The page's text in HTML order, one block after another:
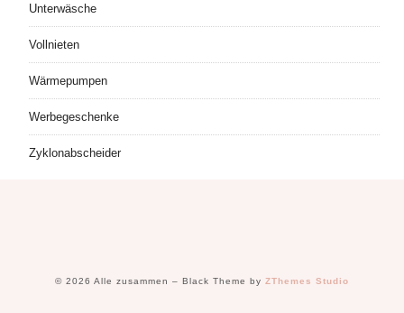
Unterwäsche
Vollnieten
Wärmepumpen
Werbegeschenke
Zyklonabscheider
© 2026 Alle zusammen – Black Theme by ZThemes Studio